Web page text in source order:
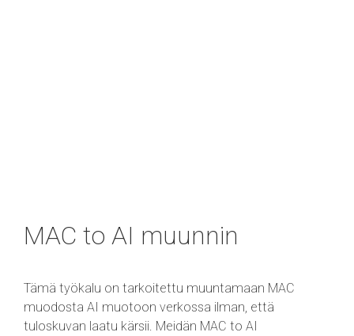
MAC to AI muunnin
Tämä työkalu on tarkoitettu muuntamaan MAC
muodosta AI muotoon verkossa ilman, että
tuloskuvan laatu kärsii. Meidän MAC to AI